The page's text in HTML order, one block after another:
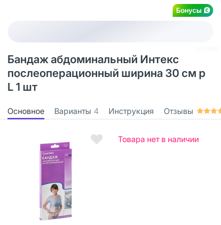
Бонусы
Бандаж абдоминальный Интекс
послеоперационный ширина 30 см р
L 1 шт
Основное Варианты 4 Инструкция Отзывы
Товара нет в наличии